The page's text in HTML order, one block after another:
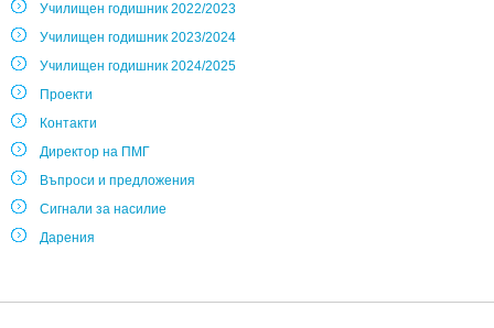
Училищен годишник 2022/2023
Училищен годишник 2023/2024
Училищен годишник 2024/2025
Проекти
Контакти
Директор на ПМГ
Въпроси и предложения
Сигнали за насилие
Дарения